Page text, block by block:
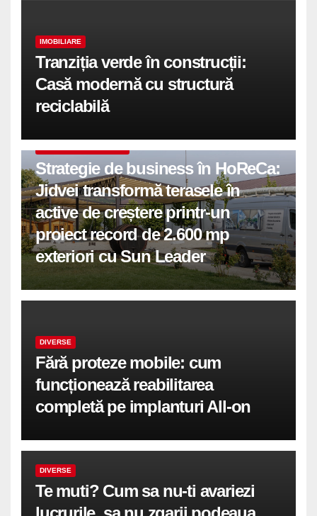
IMOBILIARE
Tranziția verde în construcții:
Casă modernă cu structură
reciclabilă
Strategie de business în HoReCa:
Jidvei transformă terasele în
active de creștere printr-un
proiect record de 2.600 mp
exteriori cu Sun Leader
DIVERSE
Fără proteze mobile: cum
funcționează reabilitarea
completă pe implanturi All-on
DIVERSE
Te muti? Cum sa nu-ti avariezi